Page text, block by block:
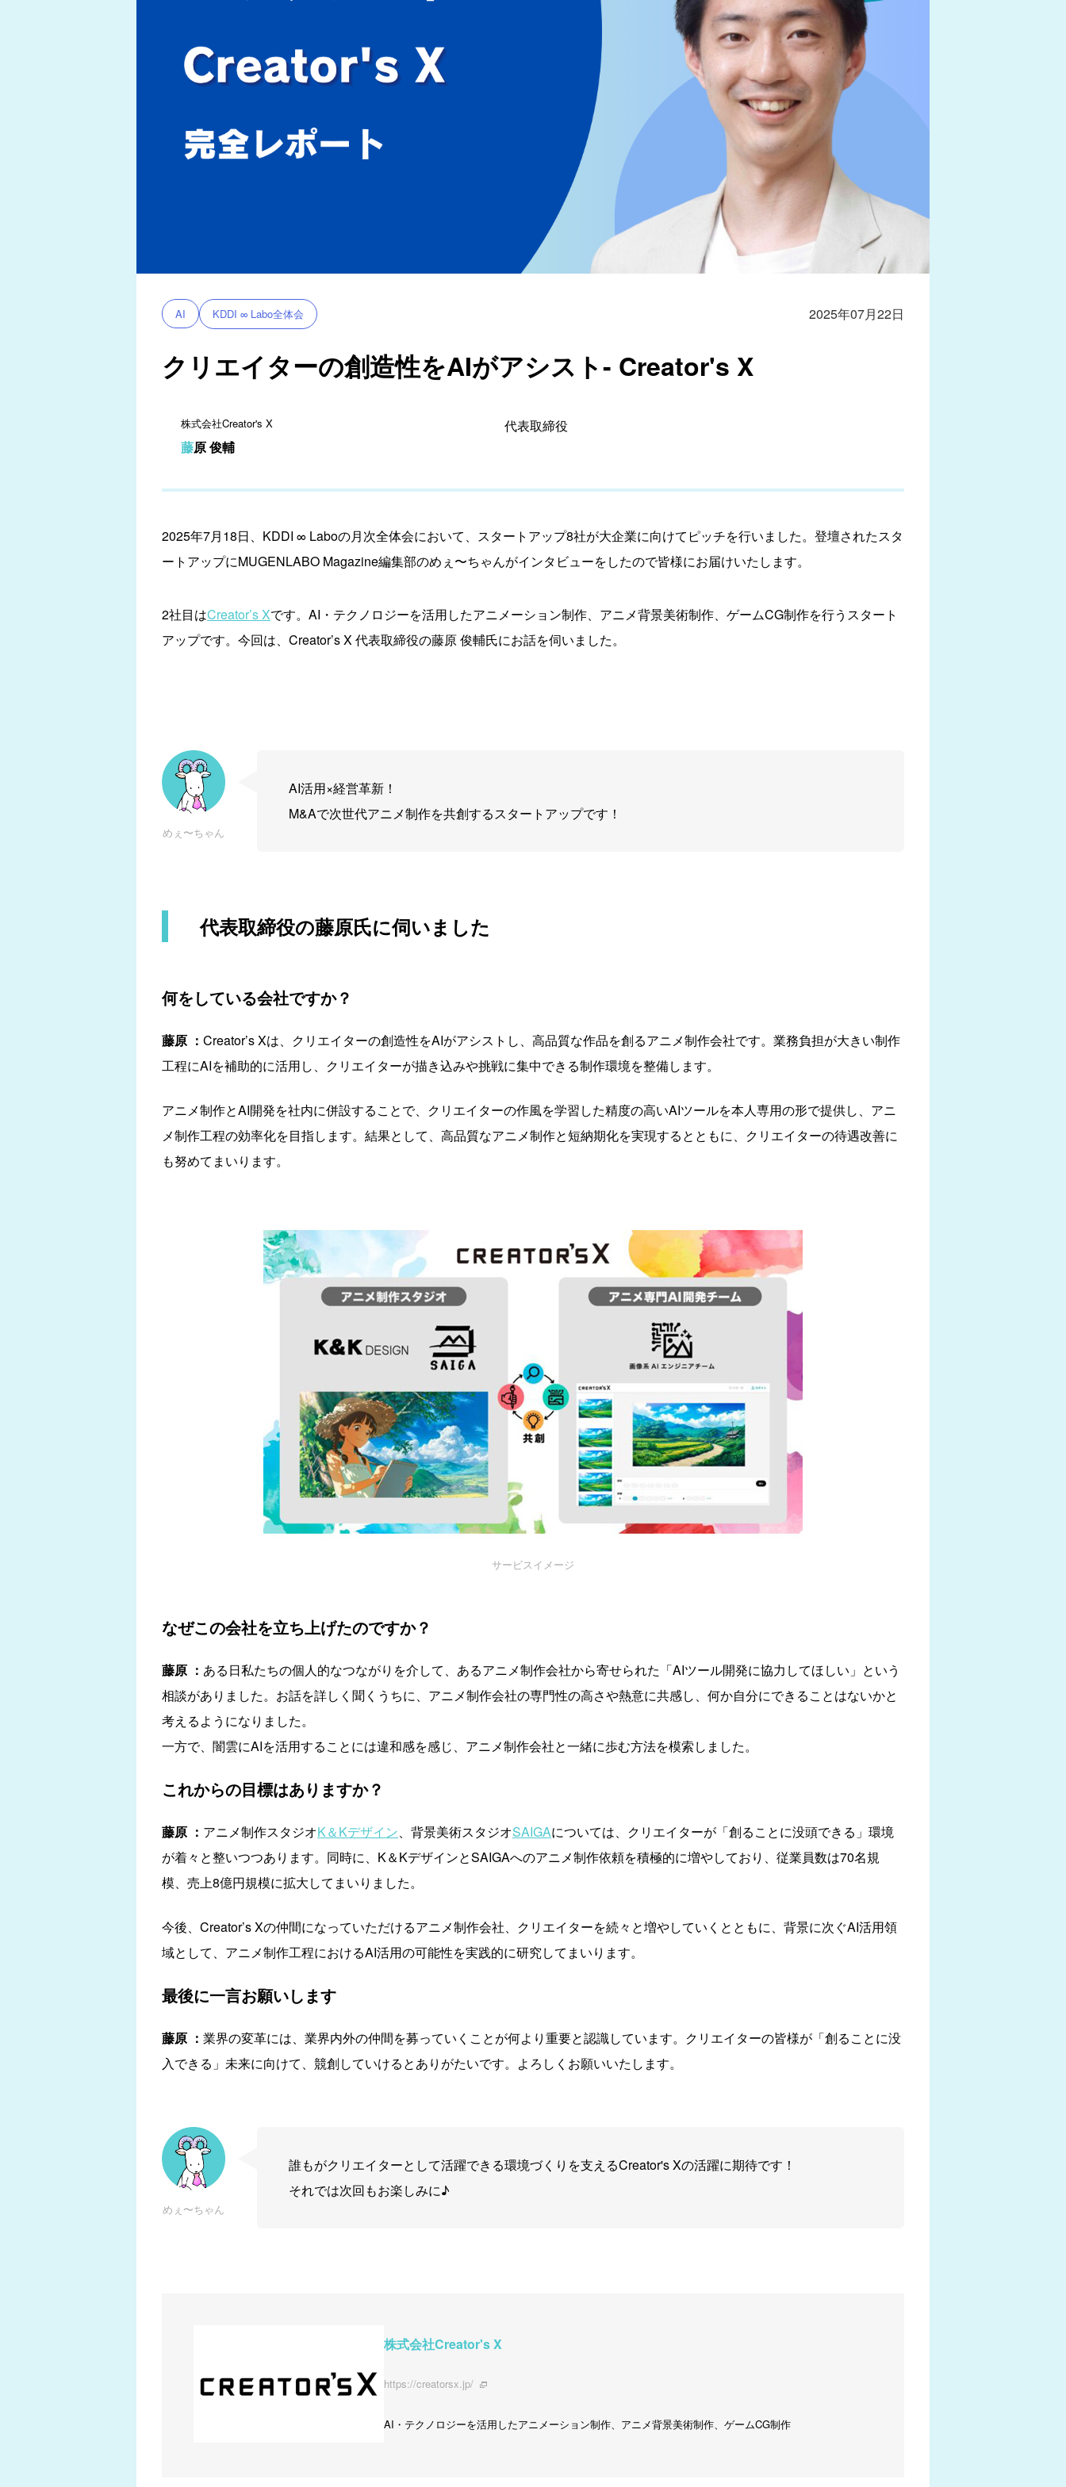
AI KDDI ∞ Labo全体会 2025年07月22日
クリエイターの創造性をAIがアシスト- Creator's X
株式会社Creator's X
藤原 俊輔
代表取締役
2025年7月18日、KDDI ∞ Laboの月次全体会において、スタートアップ8社が大企業に向けてピッチを行いました。登壇されたスタ
ートアップにMUGENLABO Magazine編集部のめぇ〜ちゃんがインタビューをしたので皆様にお届けいたします。
2社目はCreator’s Xです。AI・テクノロジーを活用したアニメーション制作、アニメ背景美術制作、ゲームCG制作を行うスタート
アップです。今回は、Creator’s X 代表取締役の藤原 俊輔氏にお話を伺いました。
めぇ〜ちゃん
AI活用×経営革新！
M&Aで次世代アニメ制作を共創するスタートアップです！
代表取締役の藤原氏に伺いました
何をしている会社ですか？
藤原 ： Creator’s Xは、クリエイターの創造性をAIがアシストし、高品質な作品を創るアニメ制作会社です。業務負担が大きい制作
工程にAIを補助的に活用し、クリエイターが描き込みや挑戦に集中できる制作環境を整備します。
アニメ制作とAI開発を社内に併設することで、クリエイターの作風を学習した精度の高いAIツールを本人専用の形で提供し、アニ
メ制作工程の効率化を目指します。結果として、高品質なアニメ制作と短納期化を実現するとともに、クリエイターの待遇改善に
も努めてまいります。
サービスイメージ
なぜこの会社を立ち上げたのですか？
藤原 ： ある日私たちの個人的なつながりを介して、あるアニメ制作会社から寄せられた「AIツール開発に協力してほしい」という
相談がありました。お話を詳しく聞くうちに、アニメ制作会社の専門性の高さや熱意に共感し、何か自分にできることはないかと
考えるようになりました。
一方で、闇雲にAIを活用することには違和感を感じ、アニメ制作会社と一緒に歩む方法を模索しました。
これからの目標はありますか？
藤原 ： アニメ制作スタジオK＆Kデザイン、背景美術スタジオSAIGAについては、クリエイターが「創ることに没頭できる」環境
が着々と整いつつあります。同時に、K＆KデザインとSAIGAへのアニメ制作依頼を積極的に増やしており、従業員数は70名規
模、売上8億円規模に拡大してまいりました。
今後、Creator’s Xの仲間になっていただけるアニメ制作会社、クリエイターを続々と増やしていくとともに、背景に次ぐAI活用領
域として、アニメ制作工程におけるAI活用の可能性を実践的に研究してまいります。
最後に一言お願いします
藤原 ： 業界の変革には、業界内外の仲間を募っていくことが何より重要と認識しています。クリエイターの皆様が「創ることに没
入できる」未来に向けて、競創していけるとありがたいです。よろしくお願いいたします。
めぇ〜ちゃん
誰もがクリエイターとして活躍できる環境づくりを支えるCreator's Xの活躍に期待です！
それでは次回もお楽しみに♪
株式会社Creator's X
https://creatorsx.jp/
AI・テクノロジーを活用したアニメーション制作、アニメ背景美術制作、ゲームCG制作